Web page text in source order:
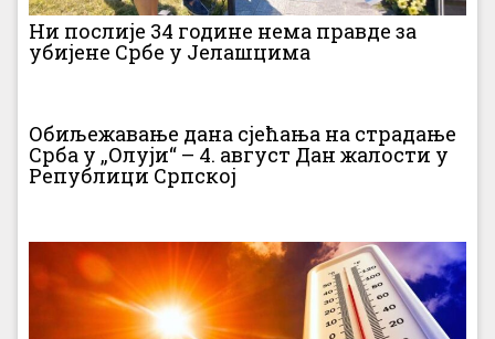
Ни послије 34 године нема правде за
убијене Србе у Јелашцима
Обиљежавање дана сјећања на страдање
Срба у „Олуји“ – 4. август Дан жалости у
Републици Српској